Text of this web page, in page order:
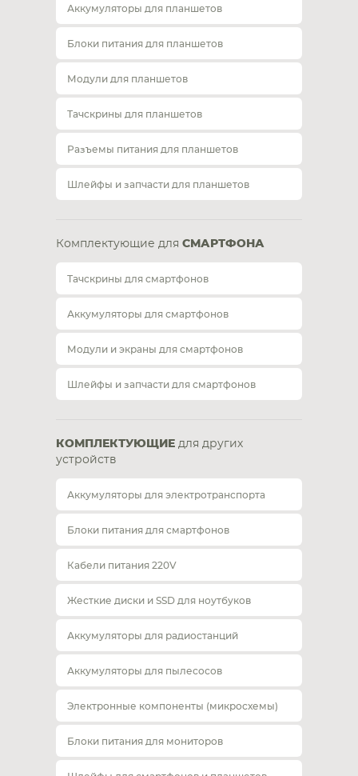
Аккумуляторы для планшетов
Блоки питания для планшетов
Модули для планшетов
Тачскрины для планшетов
Разъемы питания для планшетов
Шлейфы и запчасти для планшетов
Комплектующие для СМАРТФОНА
Тачскрины для смартфонов
Аккумуляторы для смартфонов
Модули и экраны для смартфонов
Шлейфы и запчасти для смартфонов
КОМПЛЕКТУЮЩИЕ для других
устройств
Аккумуляторы для электротранспорта
Блоки питания для смартфонов
Кабели питания 220V
Жесткие диски и SSD для ноутбуков
Аккумуляторы для радиостанций
Аккумуляторы для пылесосов
Электронные компоненты (микросхемы)
Блоки питания для мониторов